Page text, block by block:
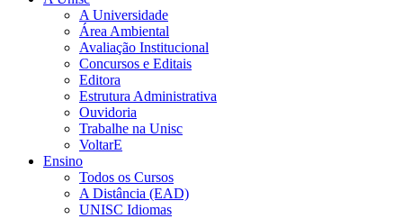
A Universidade
Área Ambiental
Avaliação Institucional
Concursos e Editais
Editora
Estrutura Administrativa
Ouvidoria
Trabalhe na Unisc
VoltarE
Ensino
Todos os Cursos
A Distância (EAD)
UNISC Idiomas